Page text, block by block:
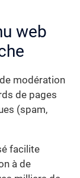
web
modération
de pages
(spam,
facilite
à de